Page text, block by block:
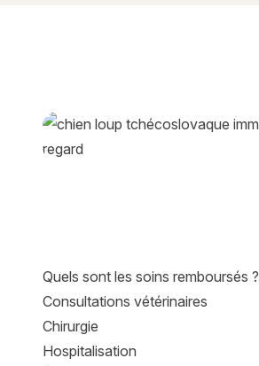
Quels sont les soins remboursés ?
Consultations vétérinaires
Chirurgie
Hospitalisation